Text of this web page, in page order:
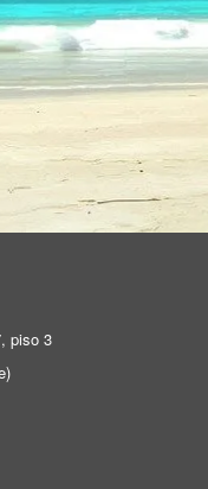
piso 3